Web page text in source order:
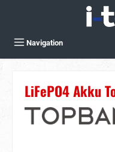
Zum Hauptinhalt springen
Navigation
LiFePO4 Akku